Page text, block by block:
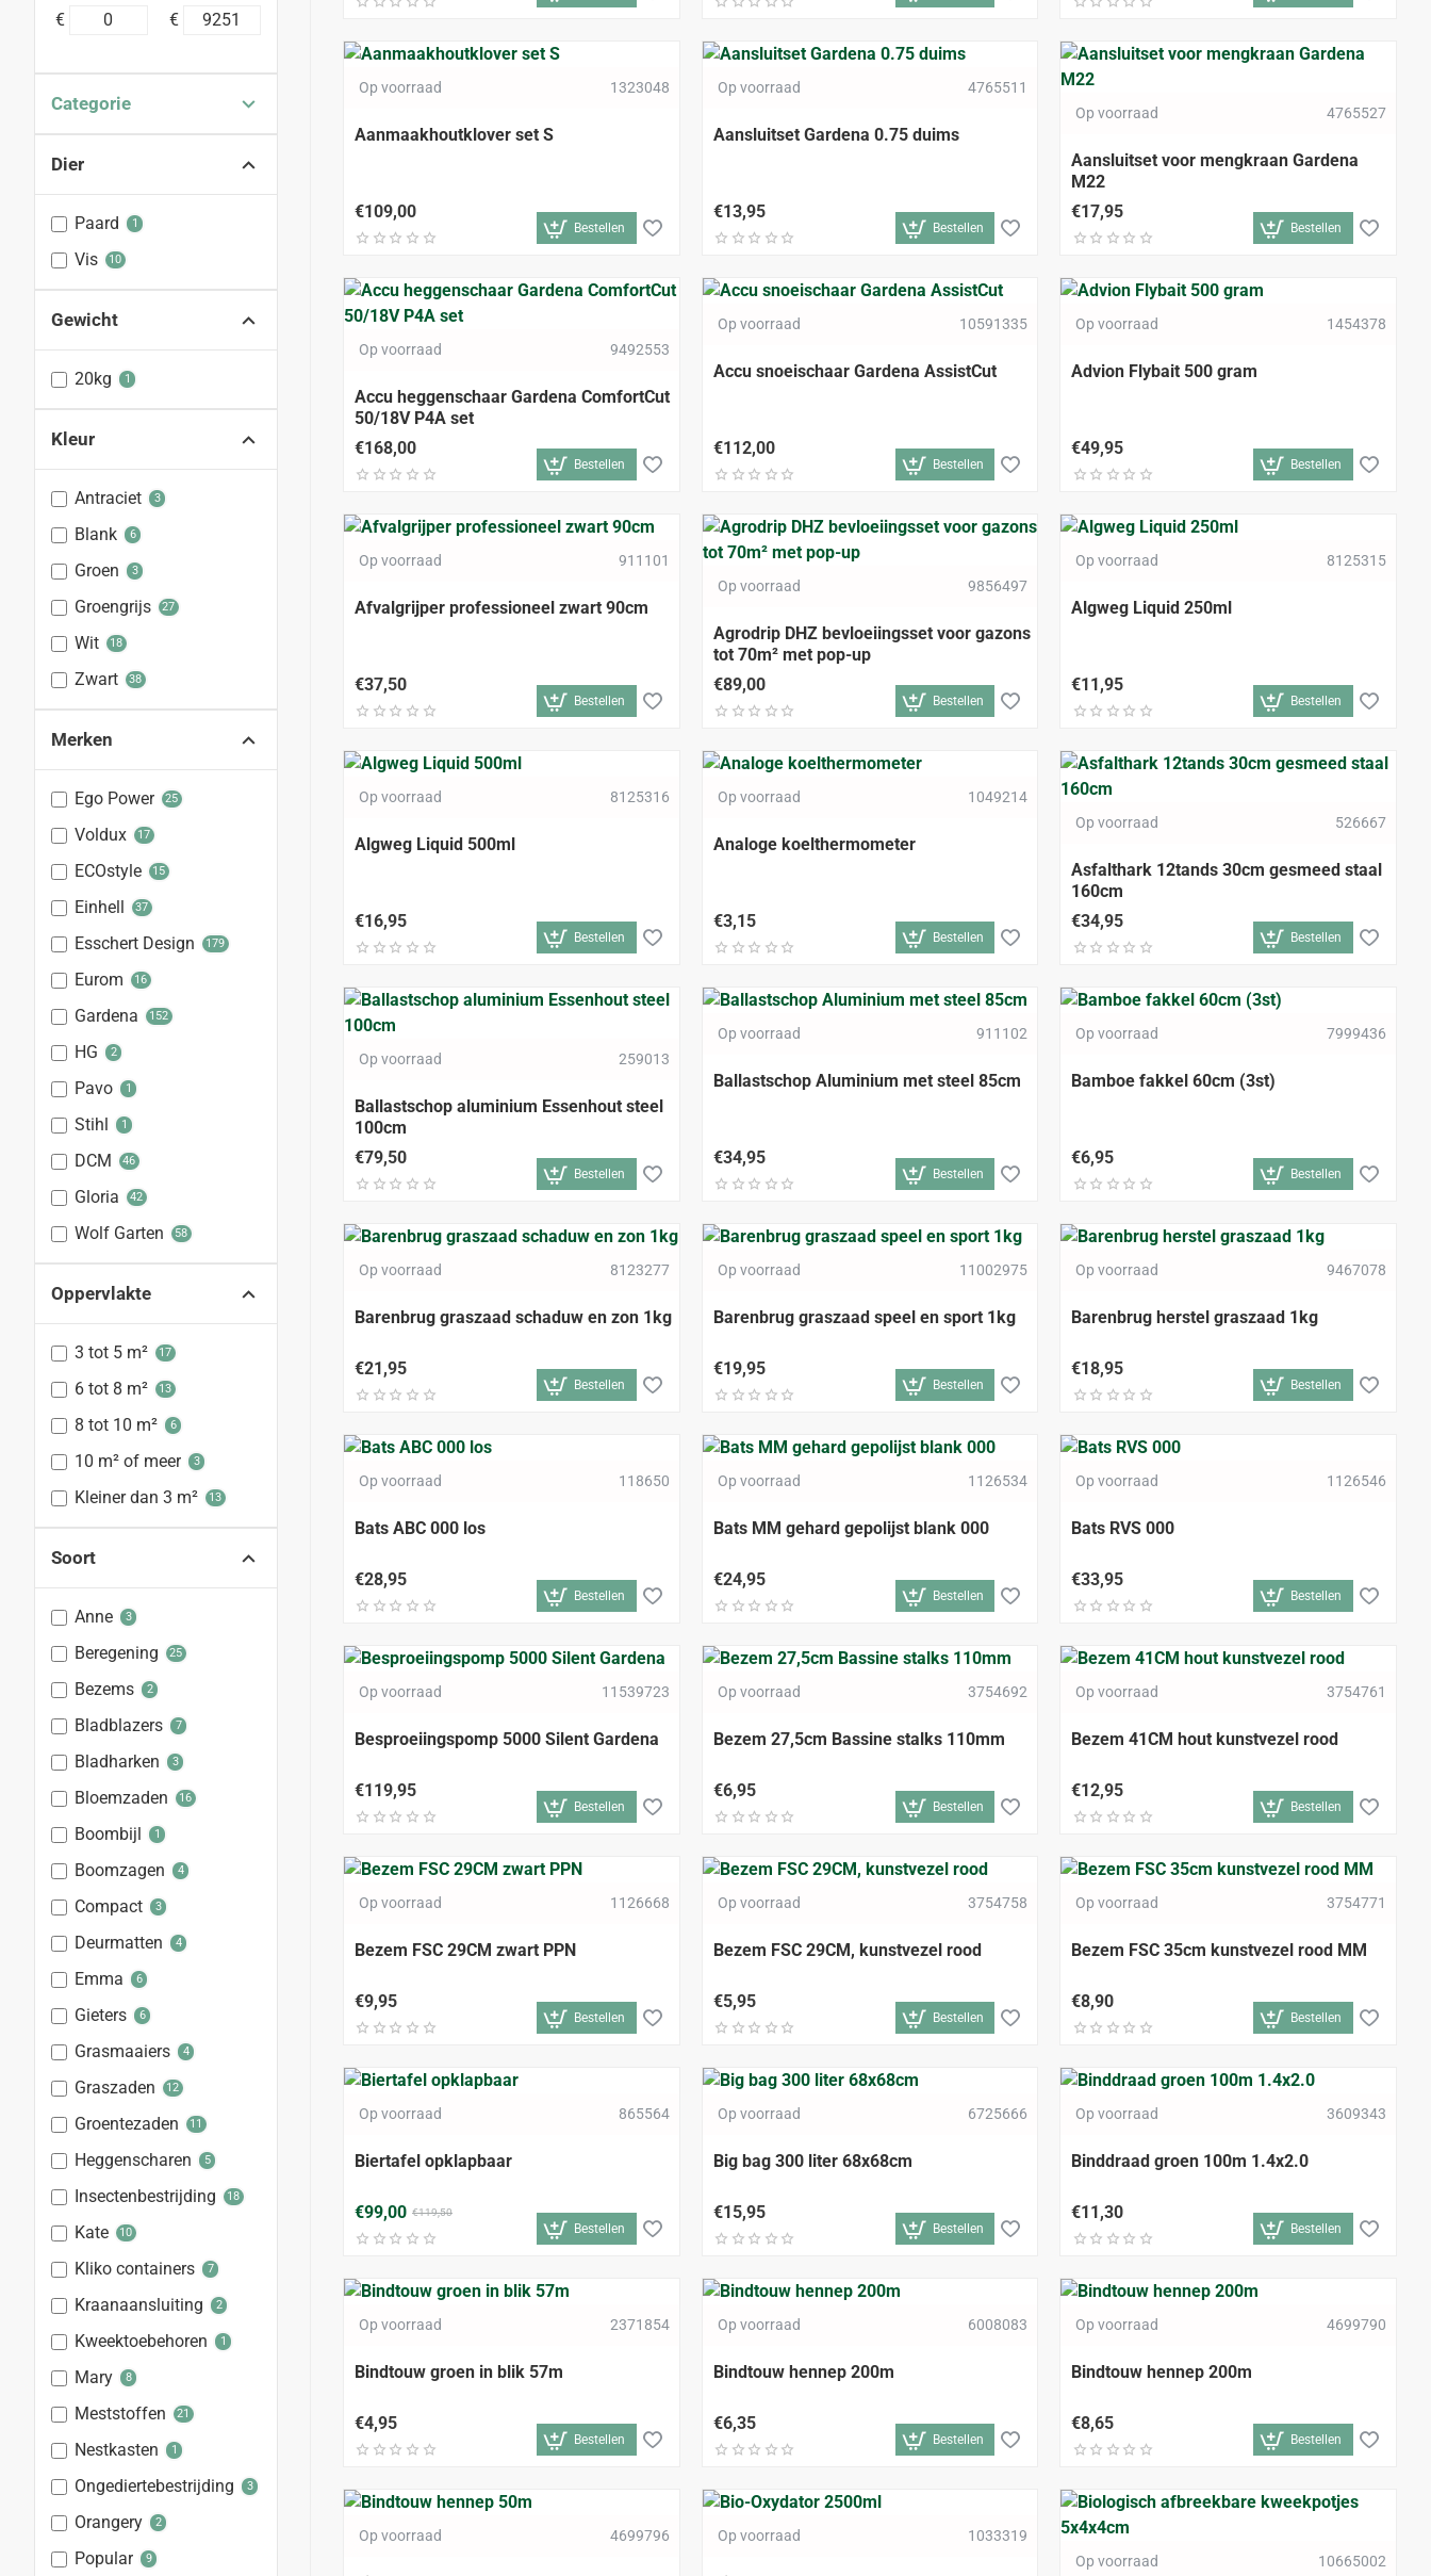
€ €
Categorie
Dier
Paard 1
Vis 10
Gewicht
20kg 1
Kleur
Antraciet 3
Blank 6
Groen 3
Groengrijs 27
Wit 18
Zwart 38
Merken
Ego Power 25
Voldux 17
ECOstyle 15
Einhell 37
Esschert Design 179
Eurom 16
Gardena 152
HG 2
Pavo 1
Stihl 1
DCM 46
Gloria 42
Wolf Garten 58
Oppervlakte
3 tot 5 m² 17
6 tot 8 m² 13
8 tot 10 m² 6
10 m² of meer 3
Kleiner dan 3 m² 13
Soort
Anne 3
Beregening 25
Bezems 2
Bladblazers 7
Bladharken 3
Bloemzaden 16
Boombijl 1
Boomzagen 4
Compact 3
Deurmatten 4
Emma 6
Gieters 6
Grasmaaiers 4
Graszaden 12
Groentezaden 11
Heggenscharen 5
Insectenbestrijding 18
Kate 10
Kliko containers 7
Kraanaansluiting 2
Kweektoebehoren 1
Mary 8
Meststoffen 21
Nestkasten 1
Ongediertebestrijding 3
Orangery 2
Popular 9
Op voorraad 1323048
Aanmaakhoutklover set S
€109,00
Bestellen
Op voorraad 4765511
Aansluitset Gardena 0.75 duims
€13,95
Bestellen
Op voorraad 4765527
Aansluitset voor mengkraan Gardena
M22
€17,95
Bestellen
Op voorraad 9492553
Accu heggenschaar Gardena ComfortCut
50/18V P4A set
€168,00
Bestellen
Op voorraad 10591335
Accu snoeischaar Gardena AssistCut
€112,00
Bestellen
Op voorraad 1454378
Advion Flybait 500 gram
€49,95
Bestellen
Op voorraad 911101
Afvalgrijper professioneel zwart 90cm
€37,50
Bestellen
Op voorraad 9856497
Agrodrip DHZ bevloeiingsset voor gazons
tot 70m² met pop-up
€89,00
Bestellen
Op voorraad 8125315
Algweg Liquid 250ml
€11,95
Bestellen
Op voorraad 8125316
Algweg Liquid 500ml
€16,95
Bestellen
Op voorraad 1049214
Analoge koelthermometer
€3,15
Bestellen ALLEEN AFHALEN
Op voorraad 526667
Asfalthark 12tands 30cm gesmeed staal
160cm
€34,95
Bestellen
ALLEEN AFHALEN
Op voorraad 259013
Ballastschop aluminium Essenhout steel
100cm
€79,50
Bestellen
ALLEEN AFHALEN
Op voorraad 911102
Ballastschop Aluminium met steel 85cm
€34,95
Bestellen
Op voorraad 7999436
Bamboe fakkel 60cm (3st)
€6,95
Bestellen
Op voorraad 8123277
Barenbrug graszaad schaduw en zon 1kg
€21,95
Bestellen
Op voorraad 11002975
Barenbrug graszaad speel en sport 1kg
€19,95
Bestellen
Op voorraad 9467078
Barenbrug herstel graszaad 1kg
€18,95
Bestellen
Op voorraad 118650
Bats ABC 000 los
€28,95
Bestellen
Op voorraad 1126534
Bats MM gehard gepolijst blank 000
€24,95
Bestellen
Op voorraad 1126546
Bats RVS 000
€33,95
Bestellen
Op voorraad 11539723
Besproeiingspomp 5000 Silent Gardena
€119,95
Bestellen
Op voorraad 3754692
Bezem 27,5cm Bassine stalks 110mm
€6,95
Bestellen
Op voorraad 3754761
Bezem 41CM hout kunstvezel rood
€12,95
Bestellen
Op voorraad 1126668
Bezem FSC 29CM zwart PPN
€9,95
Bestellen
Op voorraad 3754758
Bezem FSC 29CM, kunstvezel rood
€5,95
Bestellen
Op voorraad 3754771
Bezem FSC 35cm kunstvezel rood MM
€8,90
Bestellen
ALLEEN AFHALEN -17%
Op voorraad 865564
Biertafel opklapbaar
€99,00 €119,50
Bestellen
Op voorraad 6725666
Big bag 300 liter 68x68cm
€15,95
Bestellen
Op voorraad 3609343
Binddraad groen 100m 1.4x2.0
€11,30
Bestellen
Op voorraad 2371854
Bindtouw groen in blik 57m
€4,95
Bestellen
Op voorraad 6008083
Bindtouw hennep 200m
€6,35
Bestellen
Op voorraad 4699790
Bindtouw hennep 200m
€8,65
Bestellen
Op voorraad 4699796 Op voorraad 1033319
Op voorraad 10665002